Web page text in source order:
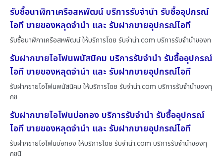
รับซื้อนาฬิกาเครือสหพัฒน์ บริการรับจำนำ รับซื้ออุปกรณ์
ไอที ขายของหลุดจำนำ และ รับฝากขายอุปกรณ์ไอที
รับซื้อนาฬิกาเครือสหพัฒน์ ให้บริการโดย รับจํานํา.com บริการรับจำนำของท
รับฝากขายไอโฟนพนัสนิคม บริการรับจำนำ รับซื้ออุปกรณ์
ไอที ขายของหลุดจำนำ และ รับฝากขายอุปกรณ์ไอที
รับฝากขายไอโฟนพนัสนิคม ให้บริการโดย รับจํานํา.com บริการรับจำนำของทุ
กช
รับฝากขายไอโฟนบ่อทอง บริการรับจำนำ รับซื้ออุปกรณ์
ไอที ขายของหลุดจำนำ และ รับฝากขายอุปกรณ์ไอที
รับฝากขายไอโฟนบ่อทอง ให้บริการโดย รับจํานํา.com บริการรับจำนำของทุ
กชนิ